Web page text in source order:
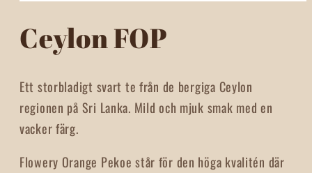
i
modalfönster
Ceylon FOP
Ett storbladigt svart te från de bergiga Ceylon
regionen på Sri Lanka. Mild och mjuk smak med en
vacker färg.
Flowery Orange Pekoe står för den höga kvalitén där